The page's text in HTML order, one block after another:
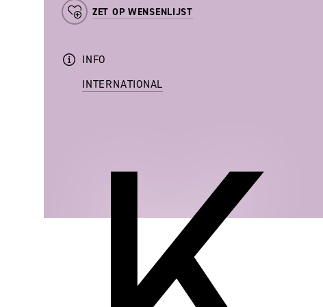
ZET OP WENSENLIJST
INFO
INTERNATIONAL